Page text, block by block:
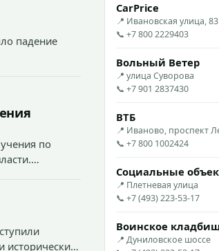
падение
по
исторических
CarPrice
📍 Ивановская улица, 83
📞 +7 800 2229403
Вольный Ветер
📍 улица Суворова
📞 +7 901 2837430
ВТБ
📍 Иваново, проспект
📞 +7 800 1002424
Социальные
📍 Плетневая улица
📞 +7 (493) 223-53-17
Воинское
📍 Дуниловское шоссе